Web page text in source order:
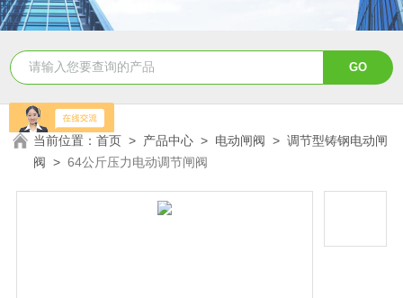
当前位置：首页 > 产品中心 > 电动闸阀 >调节型铸钢电动闸
阀 >64公斤压力电动调节闸阀